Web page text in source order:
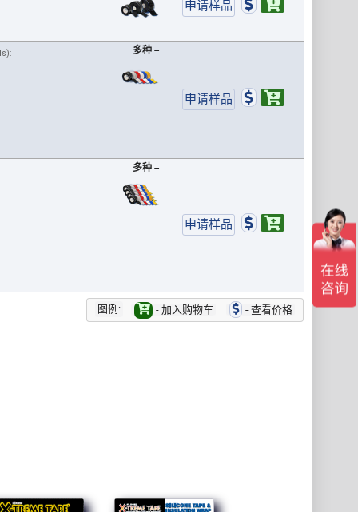
多种 --
多种 --
图例: - 加入购物车 - 查看价格